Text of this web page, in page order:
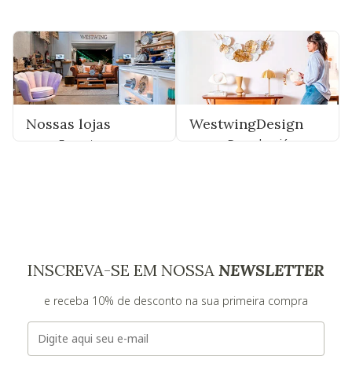
Nossas lojas
Encontre uma
WestwingDesign
Descubra já
INSCREVA-SE EM NOSSA NEWSLETTER
e receba 10% de desconto na sua primeira compra